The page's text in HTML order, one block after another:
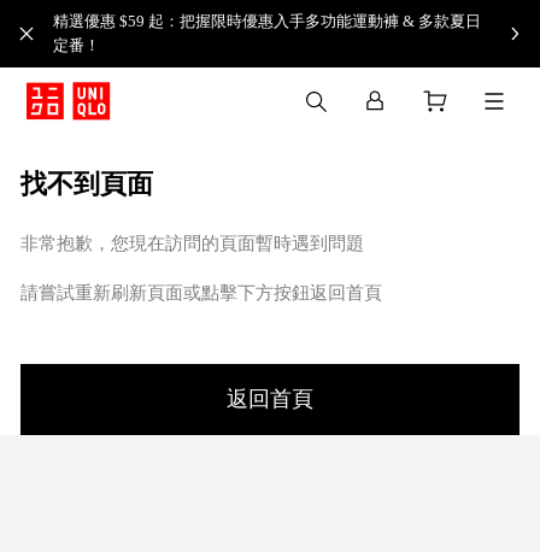
精選優惠 $59 起：把握限時優惠入手多功能運動褲 & 多款夏日
定番！​
找不到頁面
非常抱歉，您現在訪問的頁面暫時遇到問題
請嘗試重新刷新頁面或點擊下方按鈕返回首頁
返回首頁